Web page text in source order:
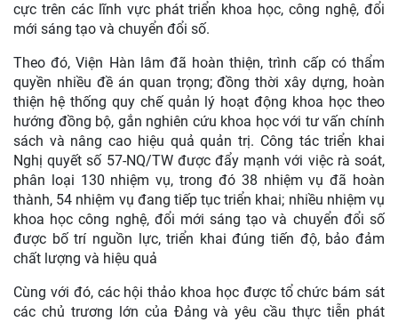
cực trên các lĩnh vực phát triển khoa học, công nghệ, đổi
mới sáng tạo và chuyển đổi số.
Theo đó, Viện Hàn lâm đã hoàn thiện, trình cấp có thẩm
quyền nhiều đề án quan trọng; đồng thời xây dựng, hoàn
thiện hệ thống quy chế quản lý hoạt động khoa học theo
hướng đồng bộ, gắn nghiên cứu khoa học với tư vấn chính
sách và nâng cao hiệu quả quản trị. Công tác triển khai
Nghị quyết số 57-NQ/TW được đẩy mạnh với việc rà soát,
phân loại 130 nhiệm vụ, trong đó 38 nhiệm vụ đã hoàn
thành, 54 nhiệm vụ đang tiếp tục triển khai; nhiều nhiệm vụ
khoa học công nghệ, đổi mới sáng tạo và chuyển đổi số
được bố trí nguồn lực, triển khai đúng tiến độ, bảo đảm
chất lượng và hiệu quả
Cùng với đó, các hội thảo khoa học được tổ chức bám sát
các chủ trương lớn của Đảng và yêu cầu thực tiễn phát